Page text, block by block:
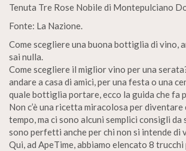
Tenuta Tre Rose Nobile di Montepulciano
Fonte: La Nazione.
Come scegliere una buona bottiglia di vino,
sai nulla.
Come scegliere il miglior vino per una
andare a casa di amici, per una festa o una
quale bottiglia portare, ecco la guida che fa
Non c’è una ricetta miracolosa per
tempo, ma ci sono alcuni semplici consigli da
sono perfetti anche per chi non si intende di
Qui, ad ApeTime, abbiamo elencato 8